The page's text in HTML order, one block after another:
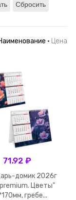
Сбросить
· Цена
71.92 ₽
домик 2026г
Цветы"
гребе...